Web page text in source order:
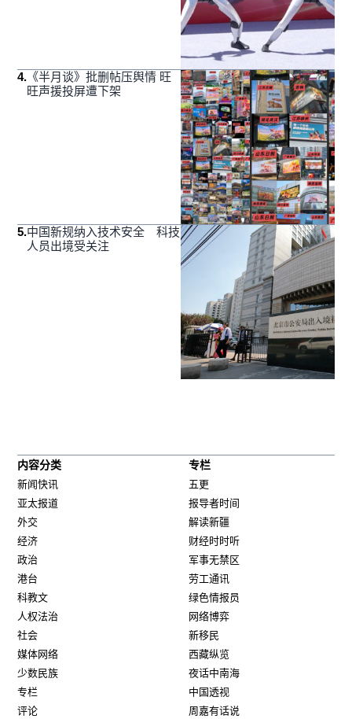
4. 《半月谈》批删帖压舆情 旺
旺声援投屏遭下架
5.中国新规纳入技术安全 科技
人员出境受关注
内容分类
新闻快讯
亚太报道
外交
经济
政治
港台
科教文
人权法治
社会
媒体网络
少数民族
专栏
评论
专栏
五更
报导者时间
解读新疆
财经时时听
军事无禁区
劳工通讯
绿色情报员
网络博弈
新移民
西藏纵览
夜话中南海
中国透视
周嘉有话说